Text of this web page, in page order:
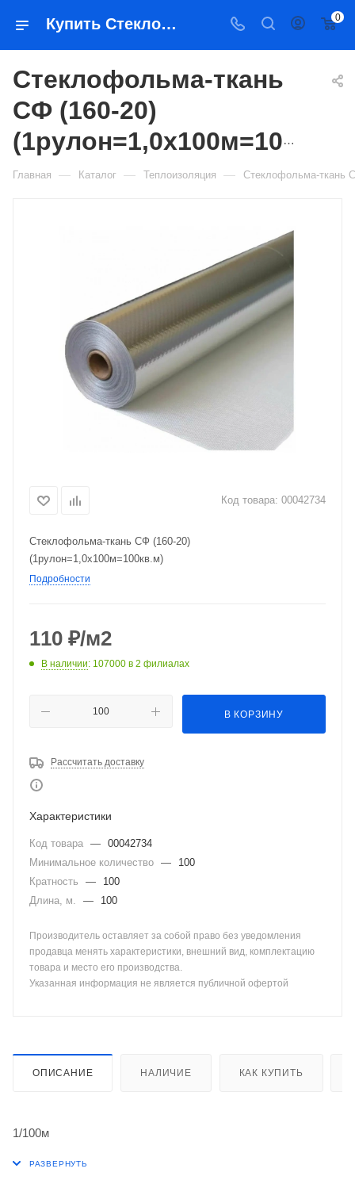
Купить Стеклофольма-ткань СФ (160-20) (1рулон=1,0х100м=100кв.м) в Якутске — цена, характеристики, подбор | Востоктехторг 0
Стеклофольма-ткань
СФ (160-20)
(1рулон=1,0х100м=100кв.м)
Главная — Каталог — Теплоизоляция — Стеклофольма-ткань
Код товара: 00042734
Стеклофольма-ткань СФ (160-20)
(1рулон=1,0х100м=100кв.м)
Подробности
110 ₽/м2
В наличии: 107000 в 2 филиалах
В КОРЗИНУ
Рассчитать доставку
Характеристики
Код товара — 00042734
Минимальное количество —
100
Кратность
—
100
Длина, м.
— 100
Производитель оставляет за собой право без уведомления
продавца менять характеристики, внешний вид, комплектацию
товара и место его производства.
Указанная информация не является публичной офертой
ОПИСАНИЕ НАЛИЧИЕ КАК КУПИТЬ
1/100м